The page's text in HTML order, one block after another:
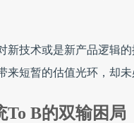
新技术或是新产品逻辑
来短暂的估值光环，却
To B的双输困局